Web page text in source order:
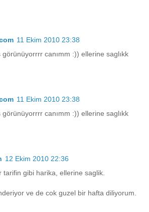
11 Ekim 2010 23:38
görünüyorrrr canımm :)) ellerine saglıkk
11 Ekim 2010 23:38
görünüyorrrr canımm :)) ellerine saglıkk
12 Ekim 2010 22:36
tarifin gibi harika, ellerine saglik.
ve de cok guzel bir hafta diliyorum.